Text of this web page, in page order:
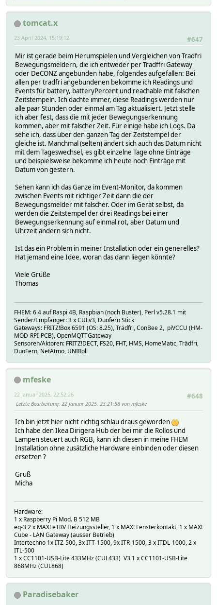
tomcat.x
#647
23 April 2024, 15:19:12
Mir ist gerade beim Herumspielen und Vergleichen von Tradfri
Bewegungsmeldern, die ich entweder per Tradffri Gateway
oder DeCONZ angebunden habe, folgendes aufgefallen: Bei
allen per tradfri angebundenen bekomme ich Readings und
Events für battery, batteryPercent und reachable mit falschen
Zeitstempeln. Ich dachte immer, diese Readings werden nur
alle paar Stunden oder einmal am Tag aktualisiert. Jetzt stelle
ich aber fest, dass die mit jeder Bewegungserkennung
kommen, aber mit falscher Zeit. Für einige habe ich Logs. Da
sehe ich, dass über den ganzen Tag der Zeitstempel der
gleiche ist. Manchmal (selten) ändert sich auch das Datum nicht
mit dem Tageswechsel, es gibt einzelne Tage ohne Einträge
und beispielsweise bekomme ich heute noch Einträge mit
Datum von gestern.
Sehen kann ich das Ganze im Event-Monitor, da kommen
zwischen Events mit richtiger Zeit dann die der
Bewegungsmelder mit falscher. Oder im Gerät selbst, da
werden die Zeitstempel der drei Readings bei einer
Bewegungserkennung auf einmal rot, aber Datum und
Uhrzeit ändern sich nicht.
Ist das ein Problem in meiner Installation oder ein generelles?
Hat jemand eine Idee, woran das dann liegen könnte?
Viele Grüße
Thomas
FHEM: 6.4 auf Raspi 4B, Raspbian (noch Buster), Perl v5.28.1 mit
Sender/Empfänger: 3 x CULv3, Duofern Stick
Gateways: FRITZ!Box 6591 (OS: 8.25), Trädfri, ConBee 2, piVCCU (HM-
MOD-RPI-PCB), OpenMQTTGateway
Sensoren/Aktoren: FRITZ!DECT, FS20, FHT, HMS, HomeMatic, Trädfri,
DuoFern, NetAtmo, UNIRoll
mfeske
#648
22 Januar 2025, 22:52:26
Letzte Bearbeitung: 22 Januar 2025, 23:21:58 von mfeske
Ich bin jetzt hier nicht richtig schlau draus geworden
Ich habe den Ikea Dirigera Hub der bei mir die Rollos und
Lampen steuert auch RGB, kann ich diesen in meine FHEM
Installation ohne zusätzliche Hardware einbinden oder diesen
ersetzen ?
Gruß
Micha
Hardware:
1 x Raspberry Pi Mod. B 512 MB
eq-3 2 x MAX! eTRV Heizungssteller, 1 x MAX! Fensterkontakt, 1 x MAX!
Cube - LAN Gateway (ausser Betrieb)
Intertechno 1x ITZ-500, 3x ITT-1500, 9x ITR-1500, 3 x ITDL-1000, 2 x
ITL-500
1 x CC1101-USB-Lite 433MHz (CUL433) V3 1 x CC1101-USB-Lite
868MHz (CUL868)
Paradisebaker